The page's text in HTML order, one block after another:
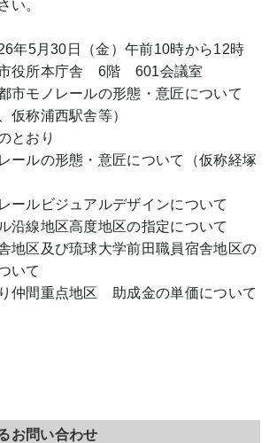
い。
年5月30日（金）午前10時から12時
所本庁舎 6階 601会議室
ノレールの形態・意匠について
仮称浦西駅舎等）
おり
ールの形態・意匠について（仮称経塚
ールビジュアルデザインについて
沿線地区高度地区の指定について
地区及び琉球大学前田職員宿舎地区の
いて
仲間重点地区 助成金の単価について
お問い合わせ